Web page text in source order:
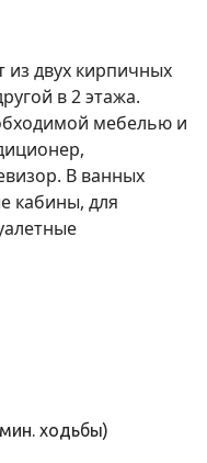
из двух кирпичных
в 2 этажа.
мебелью и
В ванных
кабины, для
ходьбы)